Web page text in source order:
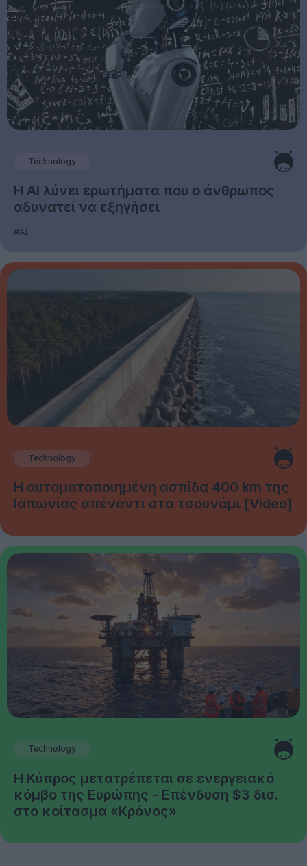
Technology
Η AI λύνει ερωτήματα που ο άνθρωπος
αδυνατεί να εξηγήσει
#AI
Technology
Η αυτοματοποιημένη ασπίδα 400 km της
Ιαπωνίας απέναντι στα τσουνάμι [Video]
Technology
Η Κύπρος μετατρέπεται σε ενεργειακό
κόμβο της Ευρώπης - Επένδυση $3 δισ.
στο κοίτασμα «Κρόνος»